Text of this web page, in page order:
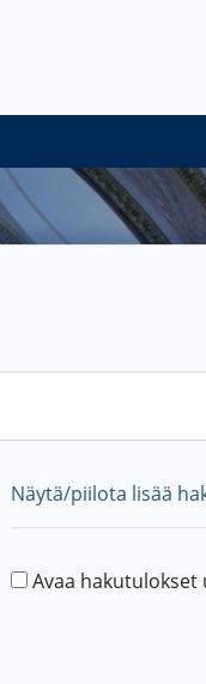
Näytä/piilota lisää
Avaa hakutulokset